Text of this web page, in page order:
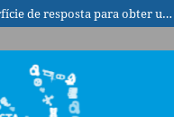
Utilização da metodologia de superfície de resposta para obter uma concentração ideal de substituição da polpa e farinhas de gabiroba e subprodutos do pequi no desenvolvimento de pães doces